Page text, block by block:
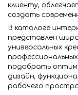
клиенту,
создать
В каталоге
представлен
универсальных
подобрать
дизайн,
рабочего